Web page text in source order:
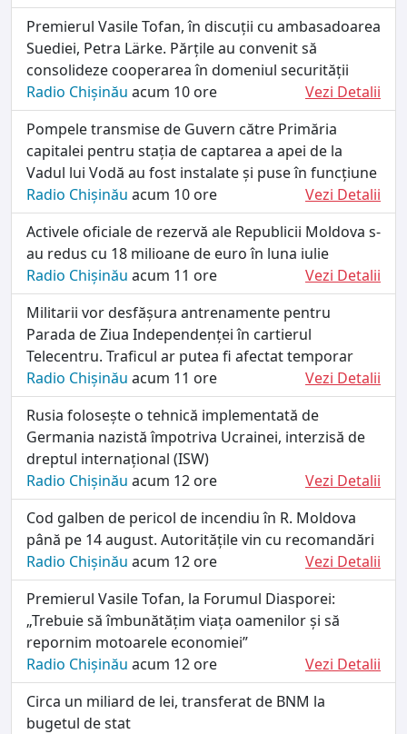
Premierul Vasile Tofan, în discuții cu ambasadoarea
Suediei, Petra Lärke. Părțile au convenit să
consolideze cooperarea în domeniul securității
Radio Chișinău acum 10 ore
Vezi Detalii
Pompele transmise de Guvern către Primăria
capitalei pentru stația de captarea a apei de la
Vadul lui Vodă au fost instalate și puse în funcțiune
Radio Chișinău acum 10 ore
Vezi Detalii
Activele oficiale de rezervă ale Republicii Moldova s-
au redus cu 18 milioane de euro în luna iulie
Radio Chișinău acum 11 ore
Vezi Detalii
Militarii vor desfășura antrenamente pentru
Parada de Ziua Independenței în cartierul
Telecentru. Traficul ar putea fi afectat temporar
Radio Chișinău acum 11 ore
Vezi Detalii
Rusia folosește o tehnică implementată de
Germania nazistă împotriva Ucrainei, interzisă de
dreptul internațional (ISW)
Radio Chișinău acum 12 ore
Vezi Detalii
Cod galben de pericol de incendiu în R. Moldova
până pe 14 august. Autoritățile vin cu recomandări
Radio Chișinău acum 12 ore
Vezi Detalii
Premierul Vasile Tofan, la Forumul Diasporei:
„Trebuie să îmbunătățim viața oamenilor și să
repornim motoarele economiei”
Radio Chișinău acum 12 ore
Vezi Detalii
Circa un miliard de lei, transferat de BNM la
bugetul de stat